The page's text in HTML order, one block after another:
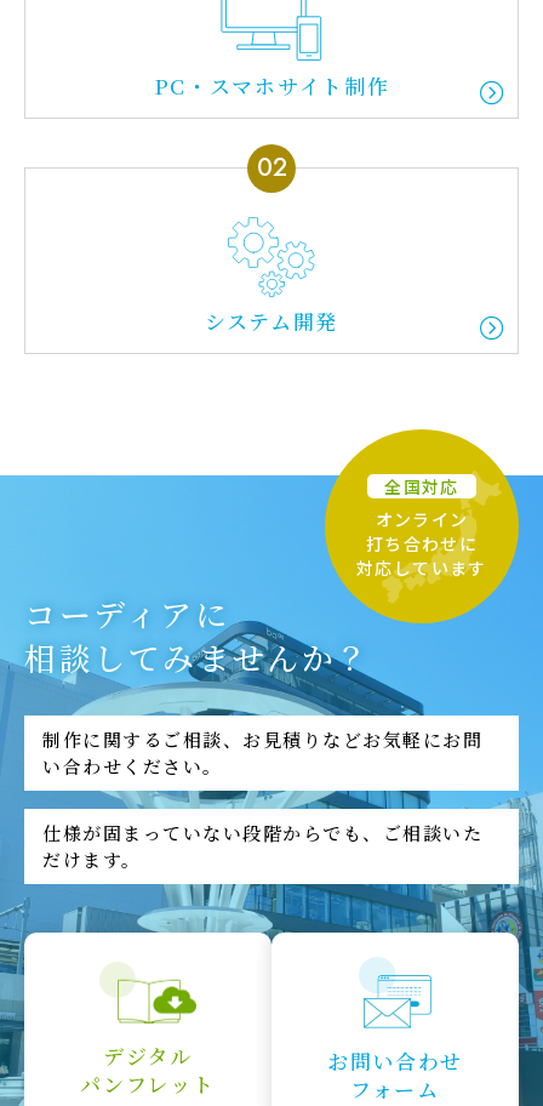
PC・スマホサイト制作
システム開発
コーディアに
相談してみませんか？
制作に関するご相談、お見積りなどお気軽にお問
い合わせください。
仕様が固まっていない段階からでも、ご相談いた
だけます。
デジタル
パンフレット
お問い合わせ
フォーム
全国対応
オンライン
打ち合わせに
対応しています